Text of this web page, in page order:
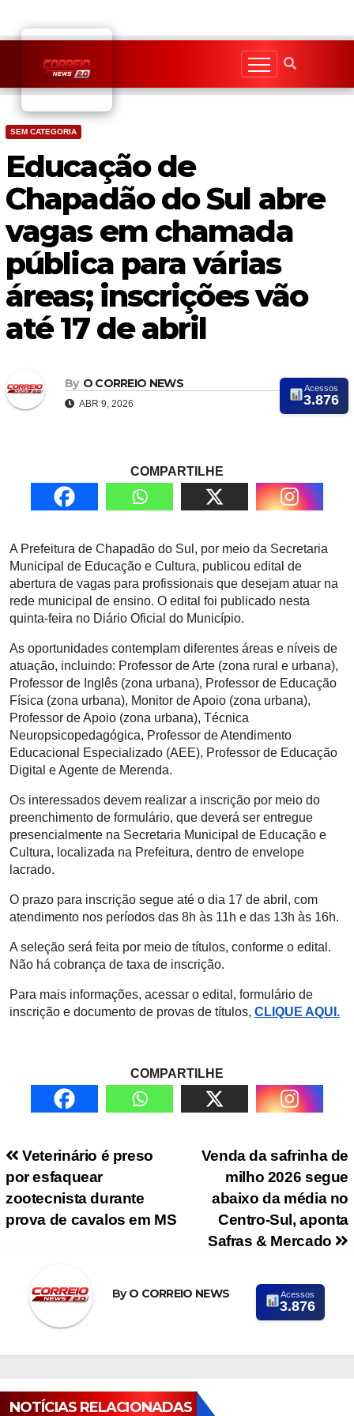
content
SEM CATEGORIA
Educação de
Chapadão do Sul abre
vagas em chamada
pública para várias
áreas; inscrições vão
até 17 de abril
By O CORREIO NEWS
ABR 9, 2026
Acessos
3.876
COMPARTILHE
A Prefeitura de Chapadão do Sul, por meio da Secretaria
Municipal de Educação e Cultura, publicou edital de
abertura de vagas para profissionais que desejam atuar na
rede municipal de ensino. O edital foi publicado nesta
quinta-feira no Diário Oficial do Município.
As oportunidades contemplam diferentes áreas e níveis de
atuação, incluindo: Professor de Arte (zona rural e urbana),
Professor de Inglês (zona urbana), Professor de Educação
Física (zona urbana), Monitor de Apoio (zona urbana),
Professor de Apoio (zona urbana), Técnica
Neuropsicopedagógica, Professor de Atendimento
Educacional Especializado (AEE), Professor de Educação
Digital e Agente de Merenda.
Os interessados devem realizar a inscrição por meio do
preenchimento de formulário, que deverá ser entregue
presencialmente na Secretaria Municipal de Educação e
Cultura, localizada na Prefeitura, dentro de envelope
lacrado.
O prazo para inscrição segue até o dia 17 de abril, com
atendimento nos períodos das 8h às 11h e das 13h às 16h.
A seleção será feita por meio de títulos, conforme o edital.
Não há cobrança de taxa de inscrição.
Para mais informações, acessar o edital, formulário de
inscrição e documento de provas de títulos, CLIQUE AQUI.
COMPARTILHE
Navegação de PostVenda da safrinha de
milho 2026 segue
abaixo da média no
Centro-Sul, aponta
Safras & Mercado
Veterinário é preso
por esfaquear
zootecnista durante
prova de cavalos em MS
ByO CORREIO NEWS Acessos
3.876
NOTÍCIAS RELACIONADAS